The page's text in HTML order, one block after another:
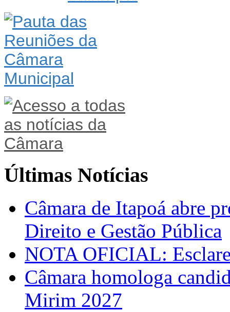
Últimas Notícias
Câmara de Itapoá abre
Direito e Gestão Pública
NOTA OFICIAL:
Câmara homologa
Mirim 2027